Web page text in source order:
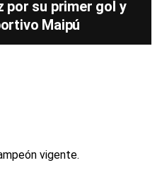
por su primer gol y
Maipú